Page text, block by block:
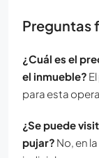
Preguntas
¿Cuál es el
el inmueble?
para esta
¿Se puede
pujar? No, en